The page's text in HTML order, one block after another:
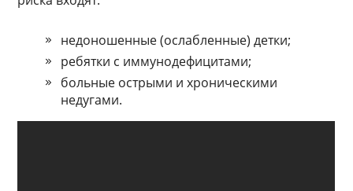
недоношенные (ослабленные) детки;
ребятки с иммунодефицитами;
больные острыми и хроническими
недугами.